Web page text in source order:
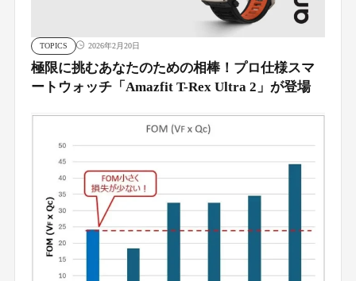
TOPICS 2026年2月20日
極限に挑むあなたのための相棒！プロ仕様スマ
ートウォッチ「Amazfit T-Rex Ultra 2」が登場